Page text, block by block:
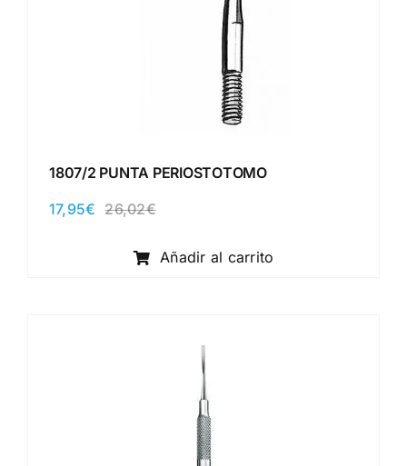
1807/2 PUNTA PERIOSTOTOMO
26,02€El
original
era:
17,95€
El
actual
es:
Añadir al carrito